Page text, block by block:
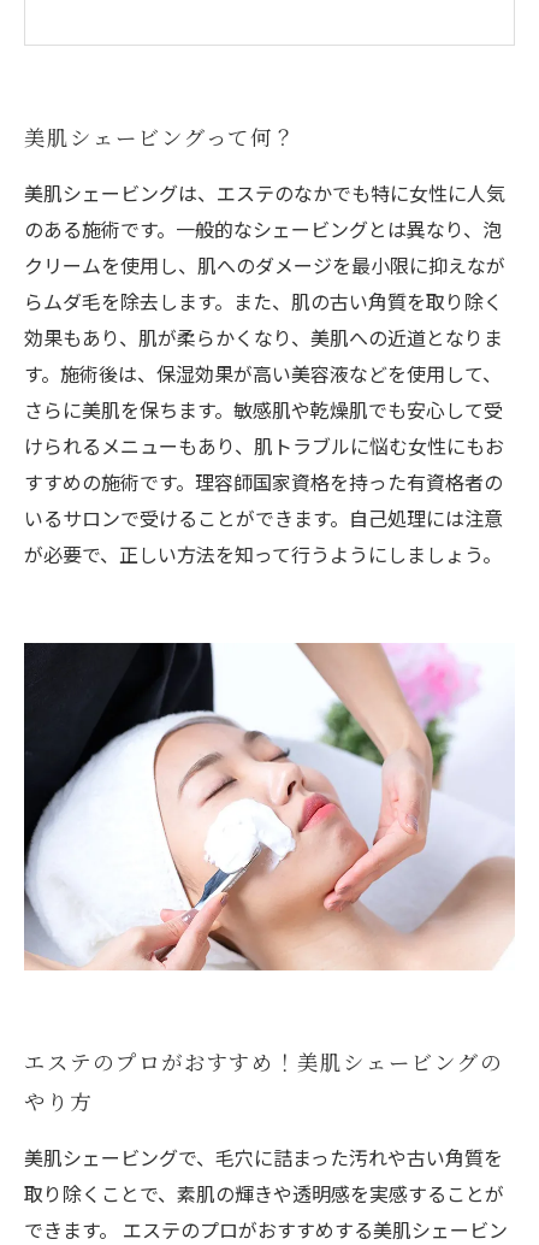
美肌シェービングって何？
美肌シェービングは、エステのなかでも特に女性に人気
のある施術です。一般的なシェービングとは異なり、泡
クリームを使用し、肌へのダメージを最小限に抑えなが
らムダ毛を除去します。また、肌の古い角質を取り除く
効果もあり、肌が柔らかくなり、美肌への近道となりま
す。施術後は、保湿効果が高い美容液などを使用して、
さらに美肌を保ちます。敏感肌や乾燥肌でも安心して受
けられるメニューもあり、肌トラブルに悩む女性にもお
すすめの施術です。理容師国家資格を持った有資格者の
いるサロンで受けることができます。自己処理には注意
が必要で、正しい方法を知って行うようにしましょう。
エステのプロがおすすめ！美肌シェービングの
やり方
美肌シェービングで、毛穴に詰まった汚れや古い角質を
取り除くことで、素肌の輝きや透明感を実感することが
できます。 エステのプロがおすすめする美肌シェービン